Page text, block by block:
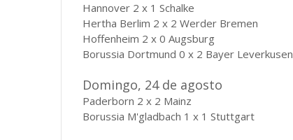
Hannover 2 x 1 Schalke
Hertha Berlim 2 x 2 Werder Bremen
Hoffenheim 2 x 0 Augsburg
Borussia Dortmund 0 x 2 Bayer Leverkusen
Domingo, 24 de agosto
Paderborn 2 x 2 Mainz
Borussia M'gladbach 1 x 1 Stuttgart